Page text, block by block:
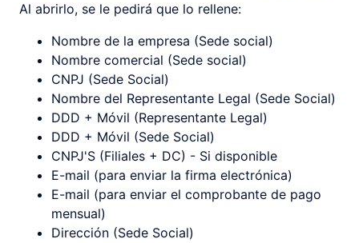
Al abrirlo, se le pedirá que lo rellene:
Nombre de la empresa (Sede social)
Nombre comercial (Sede social)
CNPJ (Sede Social)
Nombre del Representante Legal (Sede Social)
DDD + Móvil (Representante Legal)
DDD + Móvil (Sede Social)
CNPJ'S (Filiales + DC) - Si disponible
E-mail (para enviar la firma electrónica)
E-mail (para enviar el comprobante de pago
mensual)
Dirección (Sede Social)